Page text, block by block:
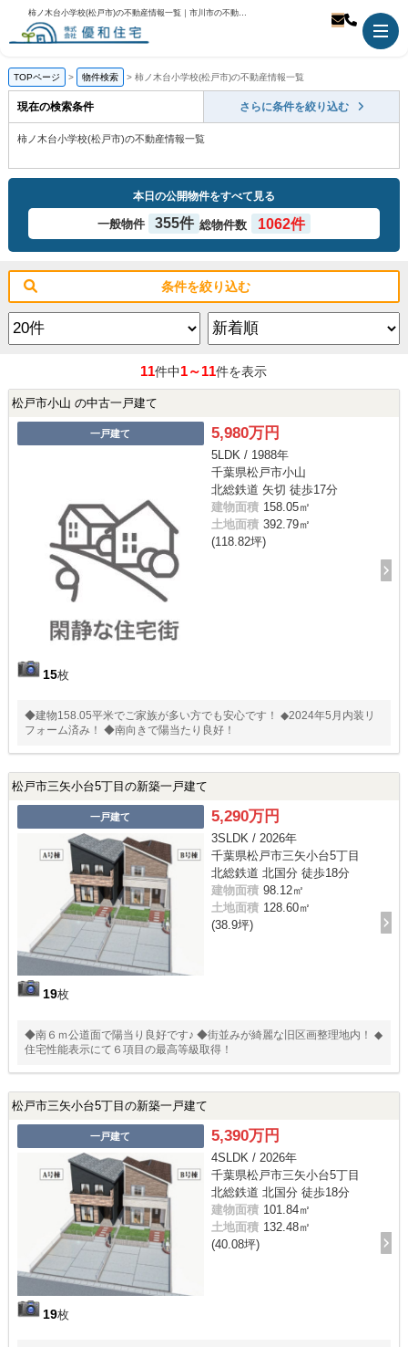
柿ノ木台小学校(松戸市)の不動産情報一覧｜市川市の不動産のことなら優和住宅
TOPページ 物件検索 柿ノ木台小学校(松戸市)の不動産情報一覧
現在の検索条件 さらに条件を絞り込む
柿ノ木台小学校(松戸市)の不動産情報一覧
本日の公開物件をすべて見る
一般物件 355件 総物件数 1062件
条件を絞り込む
11件中1～11件を表示
松戸市小山 の中古一戸建て
一戸建て
15枚
5,980万円
5LDK / 1988年
千葉県松戸市小山
北総鉄道 矢切 徒歩17分
建物面積 158.05㎡
土地面積 392.79㎡
(118.82坪)
◆建物158.05平米でご家族が多い方でも安心です！ ◆2024年5月内装リ
フォーム済み！ ◆南向きで陽当たり良好！
松戸市三矢小台5丁目の新築一戸建て
一戸建て
19枚
5,290万円
3SLDK / 2026年
千葉県松戸市三矢小台5丁目
北総鉄道 北国分 徒歩18分
建物面積 98.12㎡
土地面積 128.60㎡
(38.9坪)
◆南６ｍ公道面で陽当り良好です♪ ◆街並みが綺麗な旧区画整理地内！ ◆
住宅性能表示にて６項目の最高等級取得！
松戸市三矢小台5丁目の新築一戸建て
一戸建て
19枚
5,390万円
4SLDK / 2026年
千葉県松戸市三矢小台5丁目
北総鉄道 北国分 徒歩18分
建物面積 101.84㎡
土地面積 132.48㎡
(40.08坪)